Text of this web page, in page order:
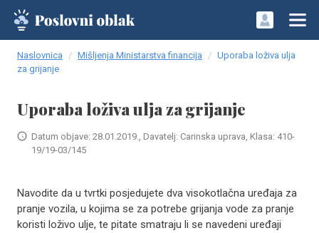
Naslovnica Mišljenja Ministarstva financija
Uporaba loživa ulja
za grijanje
Uporaba loživa ulja za grijanje
Datum objave: 28.01.2019., Davatelj: Carinska uprava, Klasa: 410-
19/19-03/145
Navodite da u tvrtki posjedujete dva visokotlačna uređaja za
pranje vozila, u kojima se za potrebe grijanja vode za pranje
koristi loživo ulje, te pitate smatraju li se navedeni uređaji